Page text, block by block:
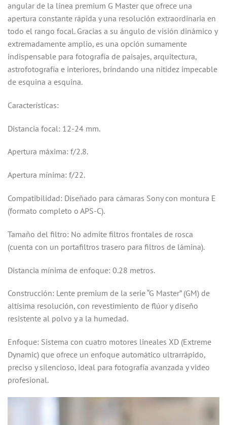
angular de la línea premium G Master que ofrece una
apertura constante rápida y una resolución extraordinaria en
todo el rango focal. Gracias a su ángulo de visión dinámico y
extremadamente amplio, es una opción sumamente
indispensable para fotografía de paisajes, arquitectura,
astrofotografía e interiores, brindando una nitidez impecable
de esquina a esquina.
Características:
Distancia focal: 12-24 mm.
Apertura máxima: f/2.8.
Apertura mínima: f/22.
Compatibilidad: Diseñado para cámaras Sony con montura E
(formato completo o APS-C).
Tamaño del filtro: No admite filtros frontales de rosca
(cuenta con un portafiltros trasero para filtros de lámina).
Distancia mínima de enfoque: 0.28 metros.
Construcción: Lente premium de la serie “G Master” (GM) de
altísima resolución, con revestimiento de flúor y diseño
resistente al polvo y a la humedad.
Enfoque: Sistema con cuatro motores lineales XD (Extreme
Dynamic) que ofrece un enfoque automático ultrarrápido,
preciso y silencioso, ideal para fotografía avanzada y video
profesional.